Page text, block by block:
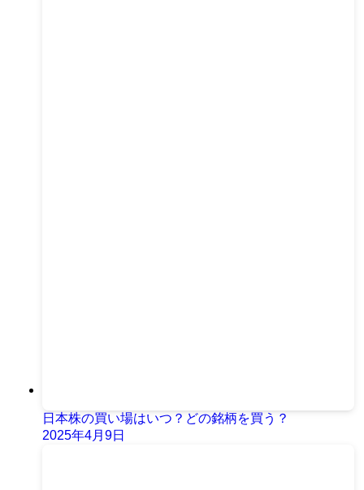
日本株の買い場はいつ？どの銘柄を買う？
2025年4月9日